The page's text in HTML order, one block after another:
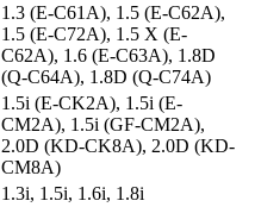
1.3 (E-C61A), 1.5 (E-C62A),
1.5 (E-C72A), 1.5 X (E-
C62A), 1.6 (E-C63A), 1.8D
(Q-C64A), 1.8D (Q-C74A)
1.5i (E-CK2A), 1.5i (E-
CM2A), 1.5i (GF-CM2A),
2.0D (KD-CK8A), 2.0D (KD-
CM8A)
1.3i, 1.5i, 1.6i, 1.8i